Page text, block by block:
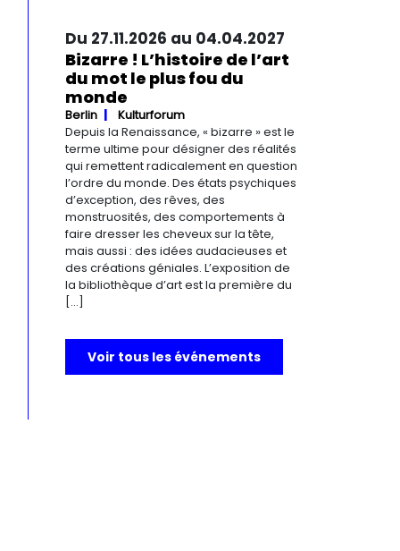
Du 27.11.2026 au 04.04.2027
Bizarre ! L’histoire de l’art
du mot le plus fou du
monde
Berlin
Kulturforum
Depuis la Renaissance, « bizarre » est le
terme ultime pour désigner des réalités
qui remettent radicalement en question
l’ordre du monde. Des états psychiques
d’exception, des rêves, des
monstruosités, des comportements à
faire dresser les cheveux sur la tête,
mais aussi : des idées audacieuses et
des créations géniales. L’exposition de
la bibliothèque d’art est la première du
[…]
Voir tous les événements